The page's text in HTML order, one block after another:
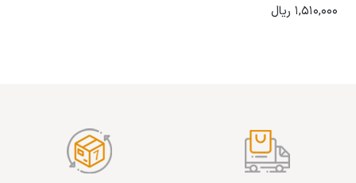
1,510,000 ریال